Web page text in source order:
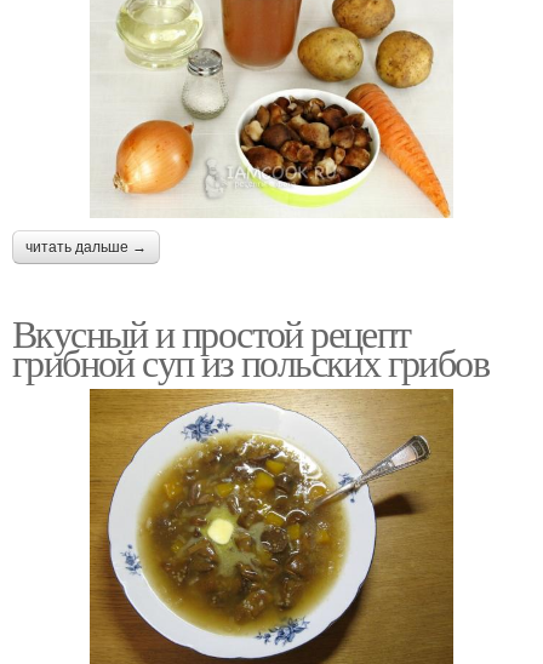
читать дальше →
Вкусный и простой рецепт
грибной суп из польских грибов